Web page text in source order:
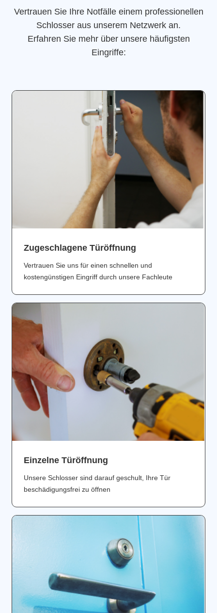
Vertrauen Sie Ihre Notfälle einem professionellen
Schlosser aus unserem Netzwerk an.
Erfahren Sie mehr über unsere häufigsten
Eingriffe:
Zugeschlagene Türöffnung
Vertrauen Sie uns für einen schnellen und
kostengünstigen Eingriff durch unsere Fachleute
Einzelne Türöffnung
Unsere Schlosser sind darauf geschult, Ihre Tür
beschädigungsfrei zu öffnen